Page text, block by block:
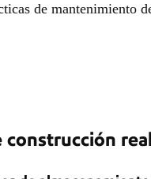
de mantenimiento